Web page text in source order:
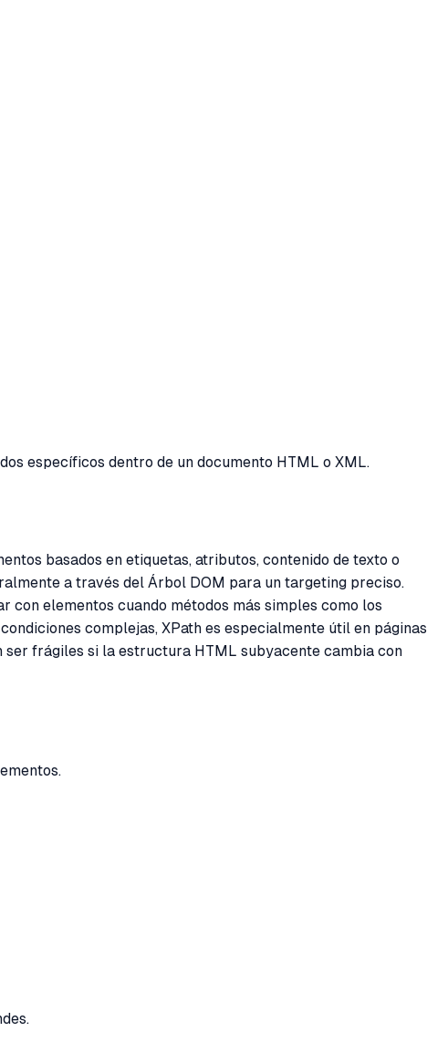
específicos dentro de un documento HTML o XML.
basados en etiquetas, atributos, contenido de texto o
a través del Árbol DOM para un targeting preciso.
elementos cuando métodos más simples como los
complejas, XPath es especialmente útil en páginas
ser frágiles si la estructura HTML subyacente cambia con